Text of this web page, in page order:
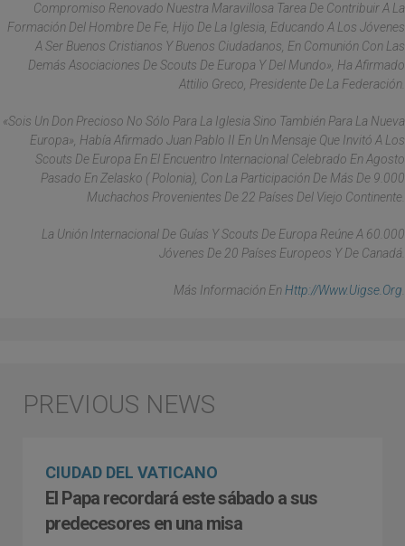
Compromiso Renovado Nuestra Maravillosa Tarea De Contribuir A La
Formación Del Hombre De Fe, Hijo De La Iglesia, Educando A Los Jóvenes
A Ser Buenos Cristianos Y Buenos Ciudadanos, En Comunión Con Las
Demás Asociaciones De Scouts De Europa Y Del Mundo», Ha Afirmado
Attilio Greco, Presidente De La Federación.
«Sois Un Don Precioso No Sólo Para La Iglesia Sino También Para La Nueva
Europa», Había Afirmado Juan Pablo II En Un Mensaje Que Invitó A Los
Scouts De Europa En El Encuentro Internacional Celebrado En Agosto
Pasado En Zelasko ( Polonia), Con La Participación De Más De 9.000
Muchachos Provenientes De 22 Países Del Viejo Continente.
La Unión Internacional De Guías Y Scouts De Europa Reúne A 60.000
Jóvenes De 20 Países Europeos Y De Canadá.
Más Información EnHttp://www.uigse.org
CIUDAD DEL VATICANO
El Papa recordará este sábado a sus
predecesores en una misa